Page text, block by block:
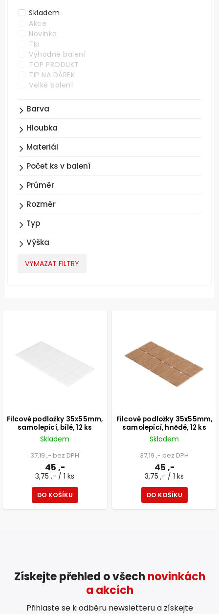
Skladem
Akce
Novinka
Tip
Výhodné balení
TOP PRODUKT
TIP NA DÁREK
Velké balení
Barva
Hloubka
Materiál
Počet ks v balení
Průměr
Rozměr
Typ
Výška
VYMAZAT FILTRY
Filcové podložky 35x55mm,
samolepící, bílé, 12 ks
Skladem
37,19 ,- bez DPH
45 ,-
3,75 ,- / 1 ks
DO KOŠÍKU
Filcové podložky 35x55mm,
samolepící, hnědé, 12 ks
Skladem
37,19 ,- bez DPH
45 ,-
3,75 ,- / 1 ks
DO KOŠÍKU
Získejte přehled o všech novinkách
a akcích
Přihlaste se k odběru newsletteru a získejte